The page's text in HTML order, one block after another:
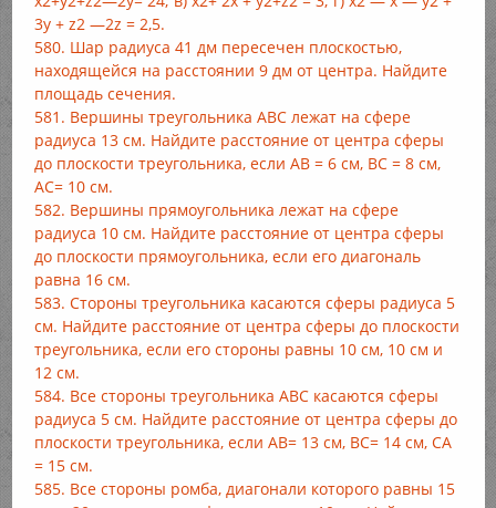
3y + z2 —2z = 2,5.
580. Шар радиуса 41 дм пересечен плоскостью,
находящейся на расстоянии 9 дм от центра. Найдите
площадь сечения.
581. Вершины треугольника ABC лежат на сфере
радиуса 13 см. Найдите расстояние от центра сферы
до плоскости треугольника, если АВ = 6 см, ВС = 8 см,
АС= 10 см.
582. Вершины прямоугольника лежат на сфере
радиуса 10 см. Найдите расстояние от центра сферы
до плоскости прямоугольника, если его диагональ
равна 16 см.
583. Стороны треугольника касаются сферы радиуса 5
см. Найдите расстояние от центра сферы до плоскости
треугольника, если его стороны равны 10 см, 10 см и
12 см.
584. Все стороны треугольника ABC касаются сферы
радиуса 5 см. Найдите расстояние от центра сферы до
плоскости треугольника, если AB= 13 см, BC= 14 см, CA
= 15 см.
585. Все стороны ромба, диагонали которого равны 15